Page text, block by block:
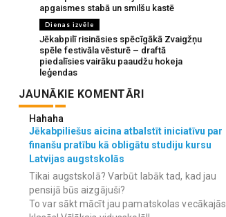
apgaismes stabā un smilšu kastē
Dienas izvēle
Jēkabpilī risināsies spēcīgākā Zvaigžņu
spēle festivāla vēsturē – draftā
piedalīsies vairāku paaudžu hokeja
leģendas
JAUNĀKIE KOMENTĀRI
Hahaha
Jēkabpiliešus aicina atbalstīt iniciatīvu par
finanšu pratību kā obligātu studiju kursu
Latvijas augstskolās
Tikai augstskolā? Varbūt labāk tad, kad jau
pensijā būs aizgājuši?
To var sākt mācīt jau pamatskolas vecākajās